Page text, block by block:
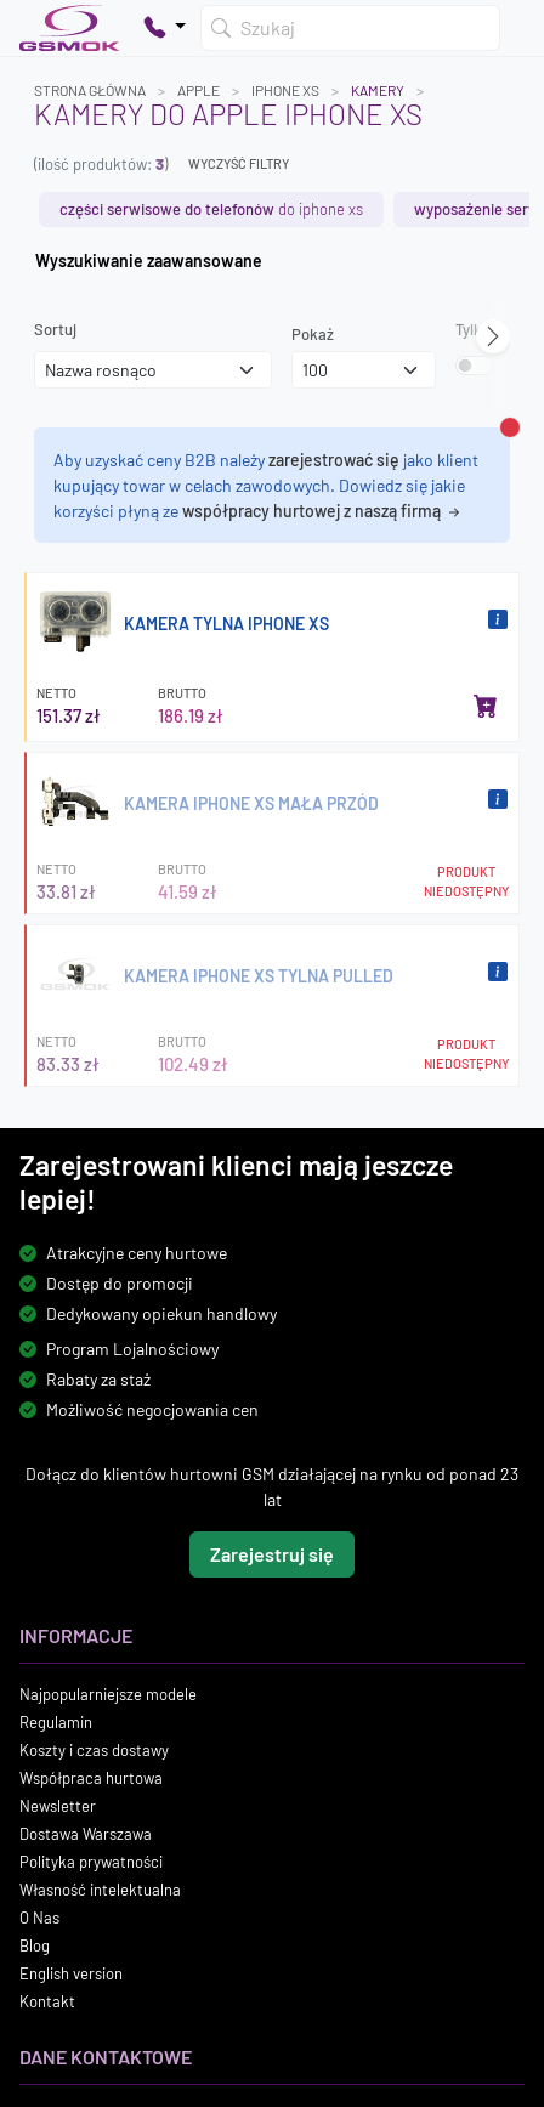
Szukaj
Twój koszyk jest pusty
STRONA GŁÓWNA APPLE IPHONE XS KAMERY
KAMERY DO APPLE IPHONE XS
(ilość produktów: 3) WYCZYŚĆ FILTRY
części serwisowe do telefonów do iphone xs wyposażenie
Wyszukiwanie zaawansowane
Sortuj Pokaż Tylko
Aby uzyskać ceny B2B należyzarejestrować się jako klient
kupujący towar w celach zawodowych. Dowiedz się jakie
korzyści płyną zewspółpracy hurtowej z naszą firmą
KAMERA TYLNA IPHONE XS
NETTO
151.37 zł
BRUTTO
186.19 zł
KAMERA IPHONE XS MAŁA PRZÓD
NETTO
33.81 zł
BRUTTO
41.59 zł
PRODUKT
NIEDOSTĘPNY
KAMERA IPHONE XS TYLNA PULLED
NETTO
83.33 zł
BRUTTO
102.49 zł
PRODUKT
NIEDOSTĘPNY
Zarejestrowani klienci mają jeszcze
lepiej!
Atrakcyjne ceny hurtowe
Dostęp do promocji
Dedykowany opiekun handlowy
Program Lojalnościowy
Rabaty za staż
Możliwość negocjowania cen
Dołącz do klientów hurtowni GSM działającej na rynku od ponad 23
lat
Zarejestruj się
INFORMACJE
Najpopularniejsze modele
Regulamin
Koszty i czas dostawy
Współpraca hurtowa
Newsletter
Dostawa Warszawa
Polityka prywatności
Własność intelektualna
O Nas
Blog
English version
Kontakt
DANE KONTAKTOWE